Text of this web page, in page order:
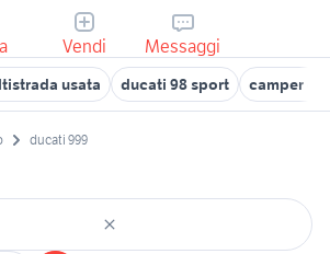
Vendi Messaggi
usata ducati 98 sport camper
ducati 999